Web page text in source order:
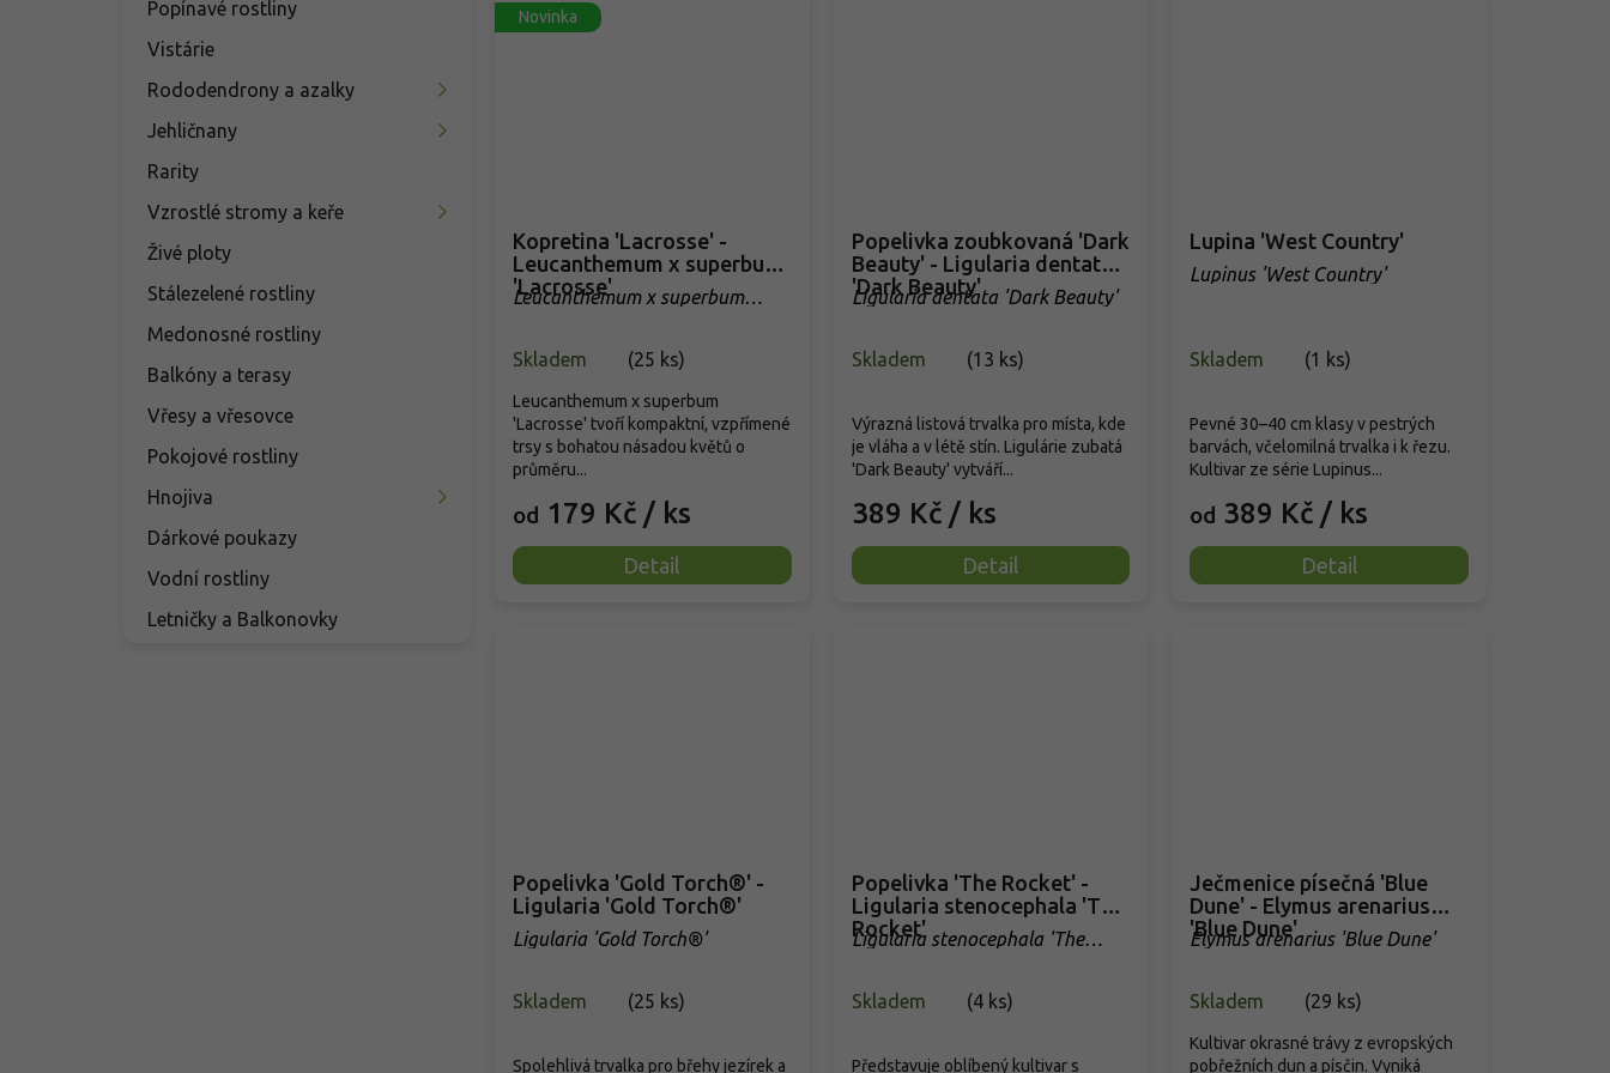
Popínavé rostliny
Vistárie
Rododendrony a azalky
Jehličnany
Rarity
Vzrostlé stromy a keře
Živé ploty
Stálezelené rostliny
Medonosné rostliny
Balkóny a terasy
Vřesy a vřesovce
Pokojové rostliny
Hnojiva
Dárkové poukazy
Vodní rostliny
Letničky a Balkonovky
Novinka
Kopretina 'Lacrosse' -
Leucanthemum x superbum
'Lacrosse'
Leucanthemum x superbum
Skladem
(25 ks)
od 179 Kč / ks
Detail
Leucanthemum x superbum
'Lacrosse' tvoří kompaktní, vzpřímené
trsy s bohatou násadou květů o
průměru...
Popelivka zoubkovaná 'Dark
Beauty' - Ligularia dentata
'Dark Beauty'
Ligularia dentata 'Dark Beauty'
Skladem (13 ks)
389 Kč / ks
Detail
Výrazná listová trvalka pro místa, kde
je vláha a v létě stín. Ligulárie zubatá
'Dark Beauty' vytváří...
Lupina 'West Country'
Lupinus 'West Country'
Skladem (1 ks)
od 389 Kč / ks
Detail
Pevné 30–40 cm klasy v pestrých
barvách, včelomilná trvalka i k řezu.
Kultivar ze série Lupinus...
Popelivka 'Gold Torch®' -
Ligularia 'Gold Torch®'
Ligularia 'Gold Torch®'
Skladem (25 ks)
Spolehlivá trvalka pro břehy jezírek a
Popelivka 'The Rocket' -
Ligularia stenocephala 'The
Rocket'
Ligularia stenocephala 'The
Skladem
(4 ks)
Představuje oblíbený kultivar s
Ječmenice písečná 'Blue
Dune' - Elymus arenarius
'Blue Dune'
Elymus arenarius 'Blue Dune'
Skladem (29 ks)
Kultivar okrasné trávy z evropských
pobřežních dun a písčin. Vyniká